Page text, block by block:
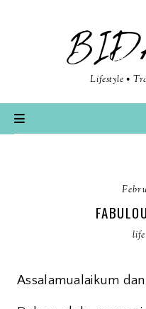
Lifestyle •
Assalamualaikum